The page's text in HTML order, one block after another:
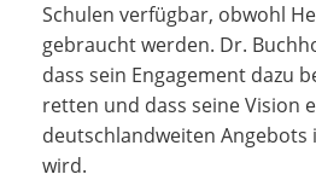
Schulen verfügbar, obwohl
gebraucht werden. Dr.
dass sein Engagement dazu
retten und dass seine Vision
deutschlandweiten Angebots
wird.